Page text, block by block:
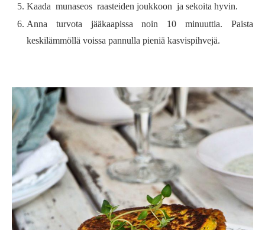
Kaada munaseos raasteiden joukkoon ja sekoita hyvin.
Anna turvota jääkaapissa noin 10 minuuttia. Paista
keskilämmöllä voissa pannulla pieniä kasvispihvejä.